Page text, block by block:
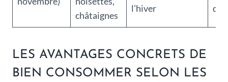
châtaignes
l’hiver
LES AVANTAGES CONCRETS DE
BIEN CONSOMMER SELON LES